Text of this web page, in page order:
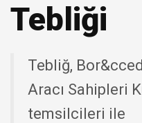
Tebliği
Tebliğ,
Aracı Sahipleri
temsilcileri ile